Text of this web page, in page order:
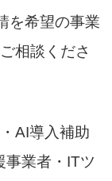
を希望の事業
相談くださ
AI導入補助
事業者・ITツ